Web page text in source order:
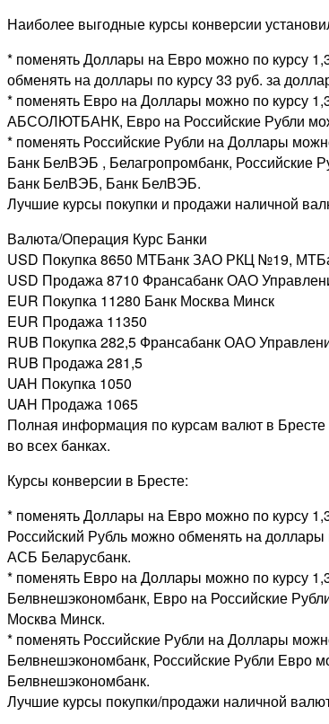
Наиболее выгодные курсы конверсии
* поменять Доллары на Евро можно по курсу
обменять на доллары по курсу 33 руб. за
* поменять Евро на Доллары можно по курсу
АБСОЛЮТБАНК, Евро на Российские Рубли
* поменять Российские Рубли на Доллары
Банк БелВЭБ , Белагропромбанк, Российские
Банк БелВЭБ, Банк БелВЭБ.
Лучшие курсы покупки и продажи наличной
Валюта/Операция Курс Банки
USD Покупка 8650 МТБанк ЗАО РКЦ №19,
USD Продажа 8710 Франсабанк ОАО
EUR Покупка 11280 Банк Москва Минск
EUR Продажа 11350
RUB Покупка 282,5 Франсабанк ОАО
RUB Продажа 281,5
UAH Покупка 1050
UAH Продажа 1065
Полная информация по курсам валют в Бресте
во всех банках.
Курсы конверсии в Бресте:
* поменять Доллары на Евро можно по курсу
Российский Рубль можно обменять на доллары
АСБ Беларусбанк.
* поменять Евро на Доллары можно по курсу
Белвнешэкономбанк, Евро на Российские
Москва Минск.
* поменять Российские Рубли на Доллары
Белвнешэкономбанк, Российские Рубли Евро
Белвнешэкономбанк.
Лучшие курсы покупки/продажи наличной